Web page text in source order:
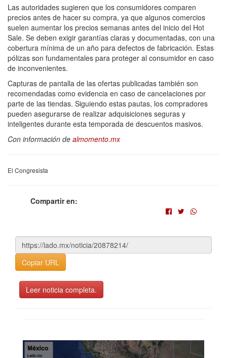
Las autoridades sugieren que los consumidores comparen
precios antes de hacer su compra, ya que algunos comercios
suelen aumentar los precios semanas antes del inicio del Hot
Sale. Se deben exigir garantías claras y documentadas, con una
cobertura mínima de un año para defectos de fabricación. Estas
pólizas son fundamentales para proteger al consumidor en caso
de inconvenientes.
Capturas de pantalla de las ofertas publicadas también son
recomendadas como evidencia en caso de cancelaciones por
parte de las tiendas. Siguiendo estas pautas, los compradores
pueden asegurarse de realizar adquisiciones seguras y
inteligentes durante esta temporada de descuentos masivos.
Con información de almomento.mx
El Congresista
Compartir en:
Copiar URL
Leer noticia completa.